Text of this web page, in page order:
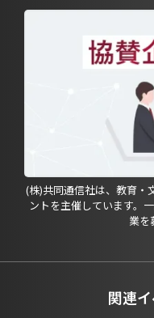
(株)共同通信社は、教育・
ントを主催しています。
業を
関連